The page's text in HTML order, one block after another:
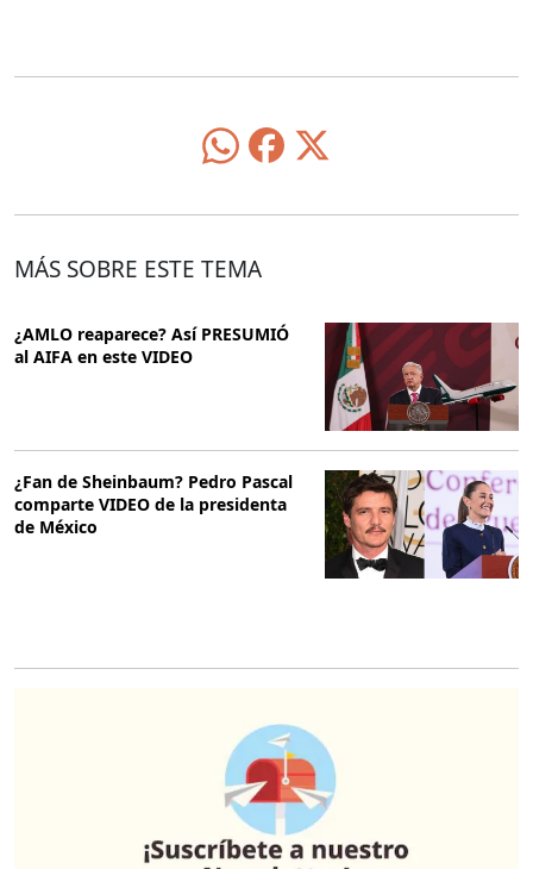
MÁS SOBRE ESTE TEMA
¿AMLO reaparece? Así PRESUMIÓ
al AIFA en este VIDEO
¿Fan de Sheinbaum? Pedro Pascal
comparte VIDEO de la presidenta
de México